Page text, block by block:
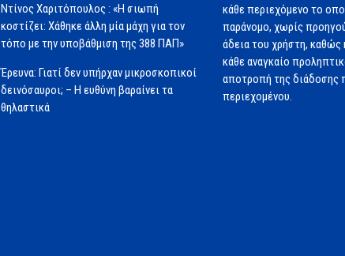
Ντίνος Χαριτόπουλος : «Η σιωπή
κοστίζει: Χάθηκε άλλη μία μάχη για τον
τόπο με την υποβάθμιση της 388 ΠΑΠ»
Έρευνα: Γιατί δεν υπήρχαν μικροσκοπικοί
δεινόσαυροι; – Η ευθύνη βαραίνει τα
θηλαστικά
κάθε περιεχόμενο το
παράνομο, χωρίς
άδεια του χρήστη, καθώς
κάθε αναγκαίο
αποτροπή της διάδοσης
περιεχομένου.